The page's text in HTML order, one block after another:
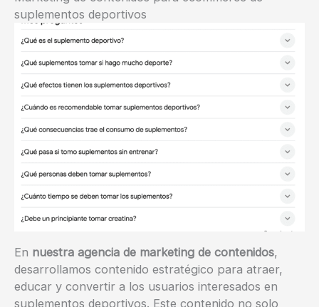
suplementos deportivos
En nuestra agencia de marketing de contenidos,
desarrollamos contenido estratégico para atraer,
educar y convertir a los usuarios interesados en
suplementos deportivos. Este contenido no solo